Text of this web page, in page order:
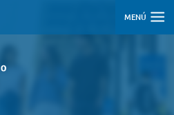
MENÚ